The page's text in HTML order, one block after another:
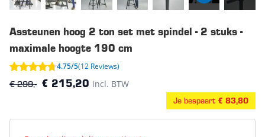
Assteunen hoog 2 ton set met spindel - 2 stuks -
maximale hoogte 190 cm
4.75/5(12 Reviews)
€ 299,- € 215,20 incl. BTW
Je bespaart € 83,80